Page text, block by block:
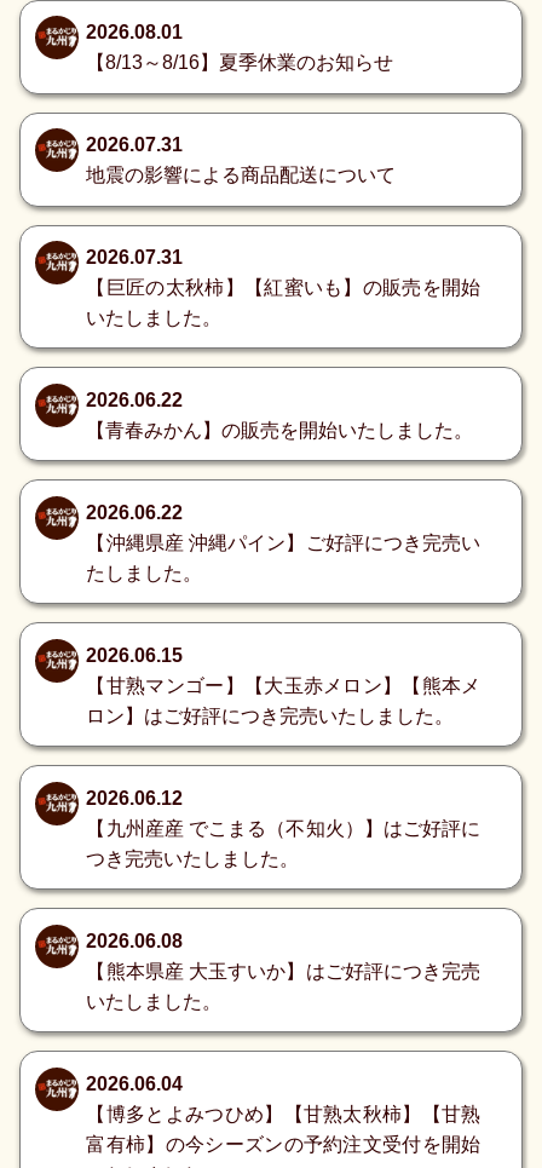
2026.08.01
【8/13～8/16】夏季休業のお知らせ
2026.07.31
地震の影響による商品配送について
2026.07.31
【巨匠の太秋柿】【紅蜜いも】の販売を開始
いたしました。
2026.06.22
【青春みかん】の販売を開始いたしました。
2026.06.22
【沖縄県産 沖縄パイン】ご好評につき完売い
たしました。
2026.06.15
【甘熟マンゴー】【大玉赤メロン】【熊本メ
ロン】はご好評につき完売いたしました。
2026.06.12
【九州産産 でこまる（不知火）】はご好評に
つき完売いたしました。
2026.06.08
【熊本県産 大玉すいか】はご好評につき完売
いたしました。
2026.06.04
【博多とよみつひめ】【甘熟太秋柿】【甘熟
富有柿】の今シーズンの予約注文受付を開始